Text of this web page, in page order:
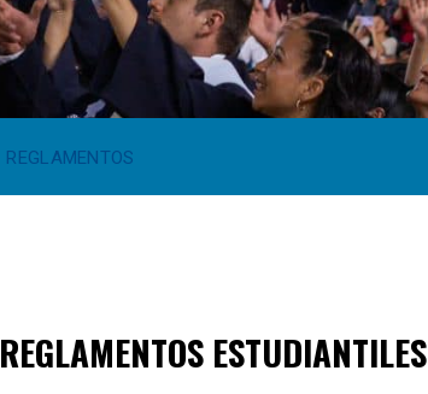
REGLAMENTOS
REGLAMENTOS ESTUDIANTILES